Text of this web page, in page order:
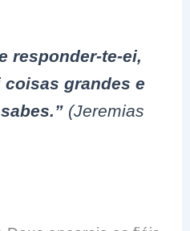
responder-te-ei,
coisas grandes e
(Jeremias